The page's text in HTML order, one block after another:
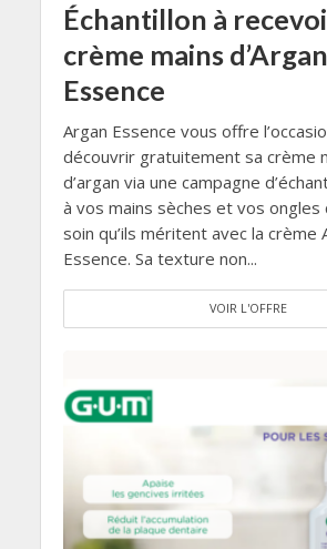
Échantillon à
crème mains d’Argan
Essence
Argan Essence vous offre
découvrir gratuitement sa crème
d’argan via une campagne
à vos mains sèches et vos ongles
soin qu’ils méritent avec la crème
Essence. Sa texture non...
VOIR L'OFFRE